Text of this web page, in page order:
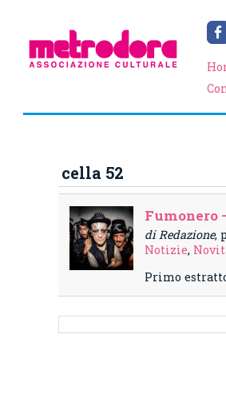
cella 52
Fumonero
di Redazione,
Notizie,
Primo